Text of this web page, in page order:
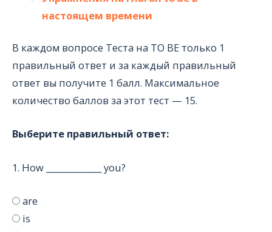
настоящем времени
В каждом вопросе Теста на TO BE только 1
правильный ответ и за каждый правильный
ответ вы получите 1 балл. Максимальное
количество баллов за этот тест — 15.
Выберите правильный ответ:
1. How _____________ you?
are
is